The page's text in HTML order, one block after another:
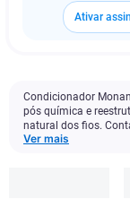
Ativar
Condicionador
pós química e
natural dos fios.
Ver mais